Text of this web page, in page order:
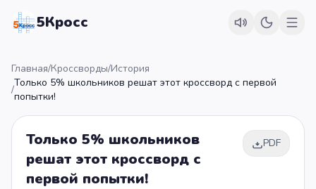
5Кросс
Главная/Кроссворды/История
/
Только 5% школьников решат этот кроссворд с первой
попытки!
Только 5% школьников
решат этот кроссворд с
первой попытки!
PDF